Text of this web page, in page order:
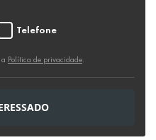
Telefone
Política de privacidade.